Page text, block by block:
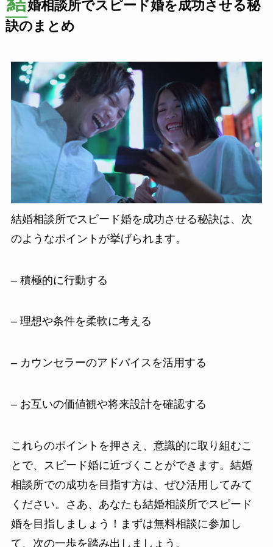
婚相談所でスピード婚を成功させる秘
訣のまとめ
結婚相談所でスピード婚を成功させる秘訣は、次
のようなポイントが挙げられます。
– 積極的に行動する
– 理想や条件を柔軟に考える
– カウンセラーのアドバイスを活用する
– お互いの価値観や将来設計を確認する
これらのポイントを押さえ、意識的に取り組むこ
とで、スピード婚に近づくことができます。結婚
相談所での成功を目指す方は、ぜひ活用してみて
ください。さあ、あなたも結婚相談所でスピード
婚を目指しましょう！まずは無料相談に参加し
て、次の一歩を踏み出しましょう。